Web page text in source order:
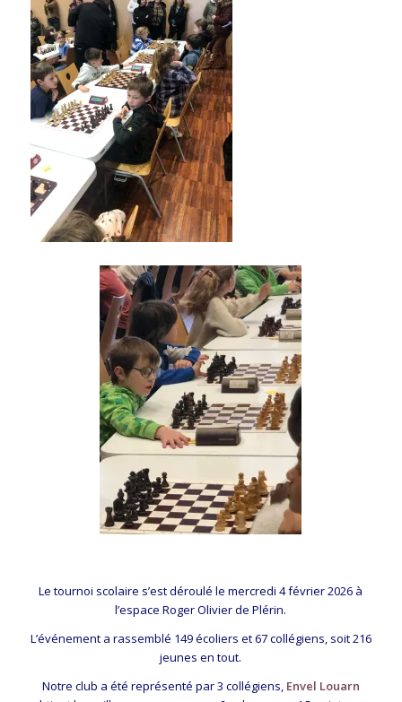
Le tournoi scolaire s’est déroulé le mercredi 4 février 2026 à
l’espace Roger Olivier de Plérin.
L’événement a rassemblé 149 écoliers et 67 collégiens, soit 216
jeunes en tout.
Notre club a été représenté par 3 collégiens,Envel Louarn